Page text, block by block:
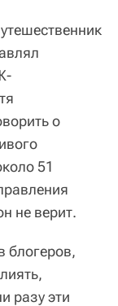
о
51
не верит.
блогеров,
разу эти